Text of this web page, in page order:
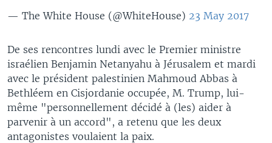
— The White House (@WhiteHouse) 23 May 2017
De ses rencontres lundi avec le Premier ministre
israélien Benjamin Netanyahu à Jérusalem et mardi
avec le président palestinien Mahmoud Abbas à
Bethléem en Cisjordanie occupée, M. Trump, lui-
même "personnellement décidé à (les) aider à
parvenir à un accord", a retenu que les deux
antagonistes voulaient la paix.